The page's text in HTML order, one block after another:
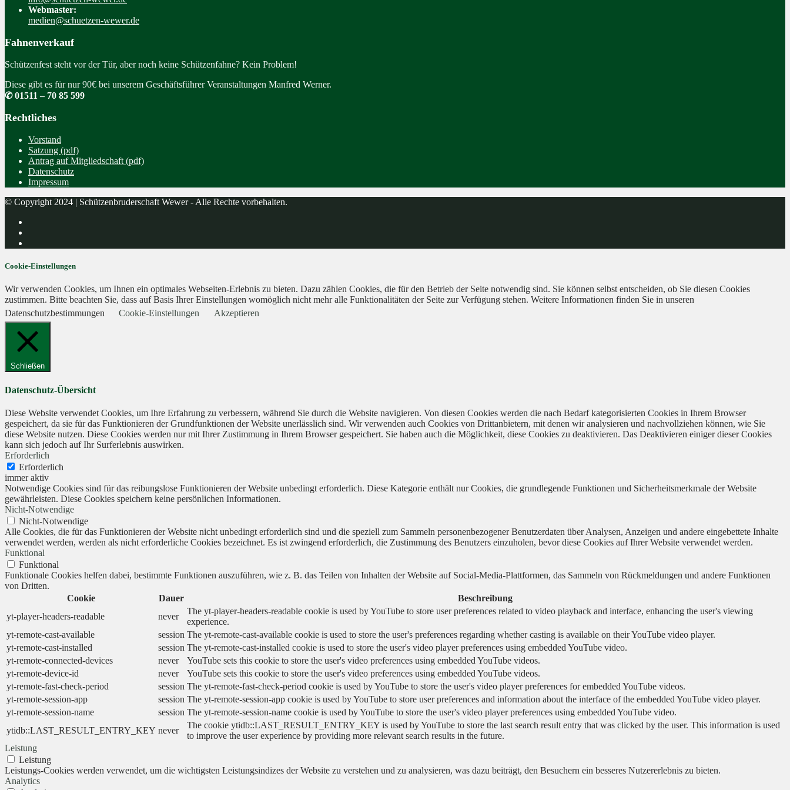
Webmaster:
medien@schuetzen-wewer.de
Fahnenverkauf
Schützenfest steht vor der Tür, aber noch keine Schützenfahne? Kein Problem!
Diese gibt es für nur 90€ bei unserem Geschäftsführer Veranstaltungen Manfred Werner.
✆ 01511 – 70 85 599
Rechtliches
Vorstand
Satzung (pdf)
Antrag auf Mitgliedschaft (pdf)
Datenschutz
Impressum
© Copyright 2024 | Schützenbruderschaft Wewer - Alle Rechte vorbehalten.
Cookie-Einstellungen
Wir verwenden Cookies, um Ihnen ein optimales Webseiten-Erlebnis zu bieten. Dazu zählen Cookies, die für den Betrieb der Seite notwendig sind. Sie können selbst entscheiden, ob Sie diesen Cookies
zustimmen. Bitte beachten Sie, dass auf Basis Ihrer Einstellungen womöglich nicht mehr alle Funktionalitäten der Seite zur Verfügung stehen. Weitere Informationen finden Sie in unseren
Datenschutzbestimmungen
Cookie-Einstellungen Akzeptieren
Schließen
Datenschutz-Übersicht
Diese Website verwendet Cookies, um Ihre Erfahrung zu verbessern, während Sie durch die Website navigieren. Von diesen Cookies werden die nach Bedarf kategorisierten Cookies in Ihrem Browser
gespeichert, da sie für das Funktionieren der Grundfunktionen der Website unerlässlich sind. Wir verwenden auch Cookies von Drittanbietern, mit denen wir analysieren und nachvollziehen können, wie Sie
diese Website nutzen. Diese Cookies werden nur mit Ihrer Zustimmung in Ihrem Browser gespeichert. Sie haben auch die Möglichkeit, diese Cookies zu deaktivieren. Das Deaktivieren einiger dieser Cookies
kann sich jedoch auf Ihr Surferlebnis auswirken.
Erforderlich
Erforderlich
immer aktiv
Notwendige Cookies sind für das reibungslose Funktionieren der Website unbedingt erforderlich. Diese Kategorie enthält nur Cookies, die grundlegende Funktionen und Sicherheitsmerkmale der Website
gewährleisten. Diese Cookies speichern keine persönlichen Informationen.
Nicht-Notwendige
Nicht-Notwendige
Alle Cookies, die für das Funktionieren der Website nicht unbedingt erforderlich sind und die speziell zum Sammeln personenbezogener Benutzerdaten über Analysen, Anzeigen und andere eingebettete Inhalte
verwendet werden, werden als nicht erforderliche Cookies bezeichnet. Es ist zwingend erforderlich, die Zustimmung des Benutzers einzuholen, bevor diese Cookies auf Ihrer Website verwendet werden.
Funktional
Funktional
Funktionale Cookies helfen dabei, bestimmte Funktionen auszuführen, wie z. B. das Teilen von Inhalten der Website auf Social-Media-Plattformen, das Sammeln von Rückmeldungen und andere Funktionen
von Dritten.
Cookie
Dauer
Beschreibung
yt-player-headers-readable
never
The yt-player-headers-readable cookie is used by YouTube to store user preferences related to video playback and interface, enhancing the user's viewing
experience.
yt-remote-cast-available
session The yt-remote-cast-available cookie is used to store the user's preferences regarding whether casting is available on their YouTube video player.
yt-remote-cast-installed
session The yt-remote-cast-installed cookie is used to store the user's video player preferences using embedded YouTube video.
yt-remote-connected-devices
never
YouTube sets this cookie to store the user's video preferences using embedded YouTube videos.
yt-remote-device-id
never
YouTube sets this cookie to store the user's video preferences using embedded YouTube videos.
yt-remote-fast-check-period
session The yt-remote-fast-check-period cookie is used by YouTube to store the user's video player preferences for embedded YouTube videos.
yt-remote-session-app
session The yt-remote-session-app cookie is used by YouTube to store user preferences and information about the interface of the embedded YouTube video player.
yt-remote-session-name
session The yt-remote-session-name cookie is used by YouTube to store the user's video player preferences using embedded YouTube video.
ytidb::LAST_RESULT_ENTRY_KEY never
The cookie ytidb::LAST_RESULT_ENTRY_KEY is used by YouTube to store the last search result entry that was clicked by the user. This information is used
to improve the user experience by providing more relevant search results in the future.
Leistung
Leistung
Leistungs-Cookies werden verwendet, um die wichtigsten Leistungsindizes der Website zu verstehen und zu analysieren, was dazu beiträgt, den Besuchern ein besseres Nutzererlebnis zu bieten.
Analytics